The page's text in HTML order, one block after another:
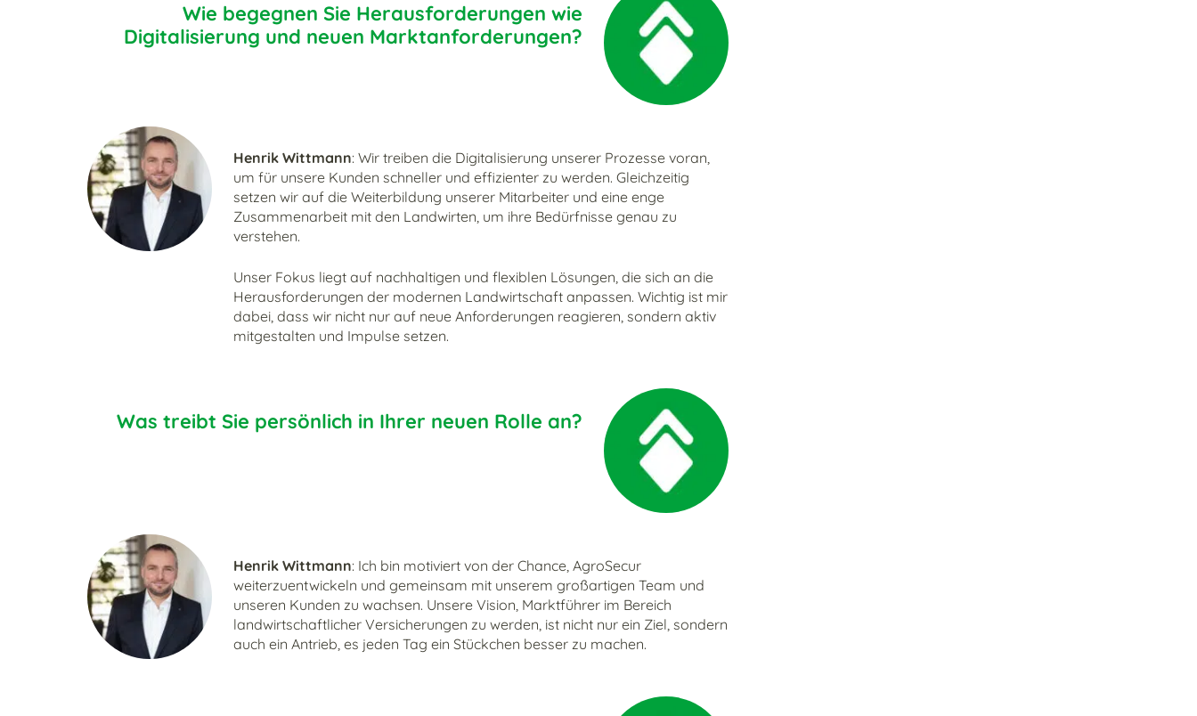
Wie begegnen Sie Herausforderungen wie
Digitalisierung und neuen Marktanforderungen?
Henrik Wittmann: Wir treiben die Digitalisierung unserer Prozesse voran,
um für unsere Kunden schneller und effizienter zu werden. Gleichzeitig
setzen wir auf die Weiterbildung unserer Mitarbeiter und eine enge
Zusammenarbeit mit den Landwirten, um ihre Bedürfnisse genau zu
verstehen.
Unser Fokus liegt auf nachhaltigen und flexiblen Lösungen, die sich an die
Herausforderungen der modernen Landwirtschaft anpassen. Wichtig ist mir
dabei, dass wir nicht nur auf neue Anforderungen reagieren, sondern aktiv
mitgestalten und Impulse setzen.
Was treibt Sie persönlich in Ihrer neuen Rolle an?
Henrik Wittmann: Ich bin motiviert von der Chance, AgroSecur
weiterzuentwickeln und gemeinsam mit unserem großartigen Team und
unseren Kunden zu wachsen. Unsere Vision, Marktführer im Bereich
landwirtschaftlicher Versicherungen zu werden, ist nicht nur ein Ziel, sondern
auch ein Antrieb, es jeden Tag ein Stückchen besser zu machen.